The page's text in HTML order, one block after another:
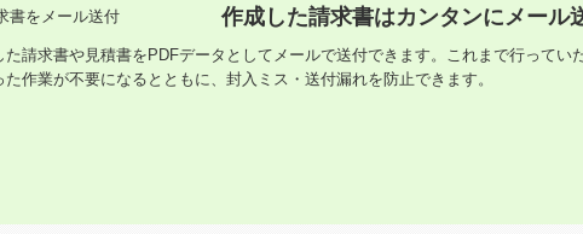
作成した請求書はカンタンにメール
た請求書や見積書をPDFデータとしてメールで送付できます。これまで行ってい
た作業が不要になるとともに、封入ミス・送付漏れを防止できます。